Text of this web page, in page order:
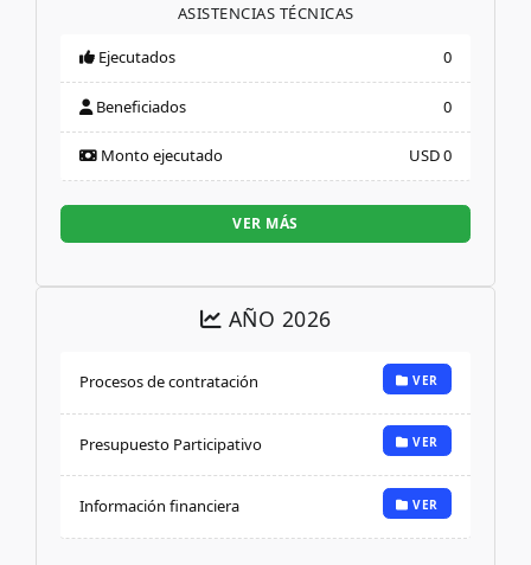
ASISTENCIAS TÉCNICAS
Ejecutados 0
Beneficiados 0
Monto ejecutado USD 0
VER MÁS
AÑO 2026
Procesos de contratación VER
Presupuesto Participativo VER
Información financiera VER